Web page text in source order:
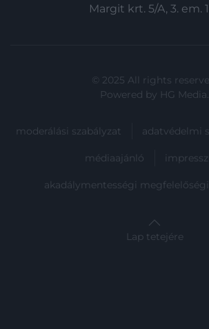
Margit krt. 5/A, 3. em.
© 2025 All rights
Powered by HG Media.
moderálási szabályzat adatvédelmi
médiaajánló
akadálymentességi
Lap tetejére